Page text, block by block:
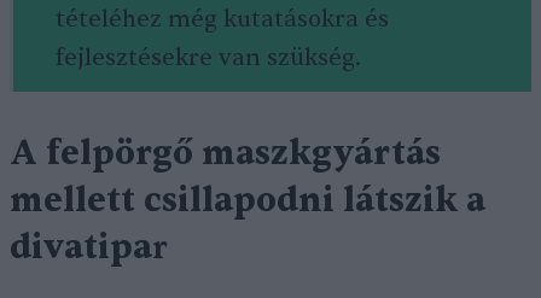
tételéhez még kutatásokra és
fejlesztésekre van szükség.
A felpörgő maszkgyártás
mellett csillapodni látszik a
divatipar